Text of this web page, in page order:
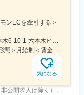
ンECを牽引する＞
気になる
公開求人は除く）。